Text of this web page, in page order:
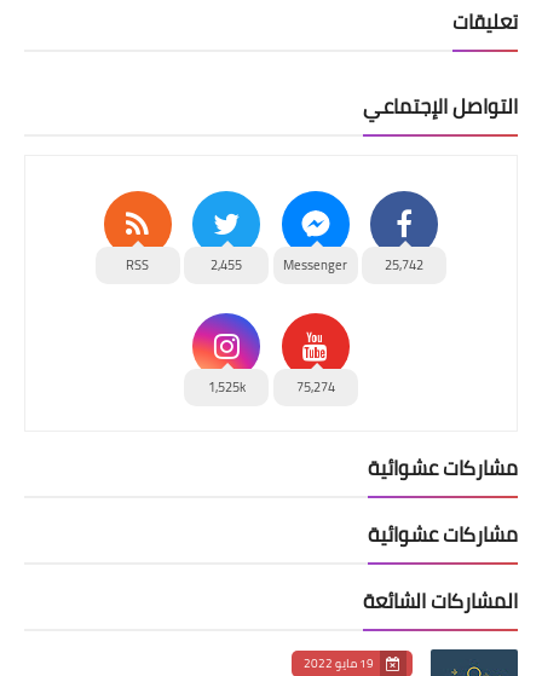
تعليقات
التواصل الإجتماعي
25,742
Messenger
2,455
RSS
75,274
1,525k
مشاركات عشوائية
مشاركات عشوائية
المشاركات الشائعة
19 مايو 2022